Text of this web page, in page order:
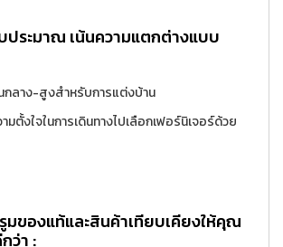
ระมาณ เน้นความแตกต่างแบบ
ลาง-สูงสำหรับการแต่งบ้าน
ามตั้งใจในการเดินทางไปเลือกเฟอร์นิเจอร์ด้วย
มของแท้และสินค้าเทียบเคียงให้คุณ
ว่า :